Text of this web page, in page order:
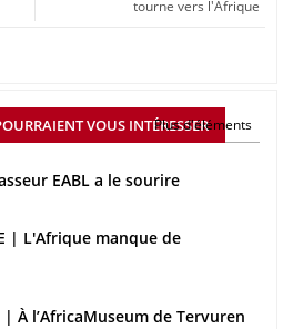
tourne vers l'Afrique
VOUS INTÉRESSER
Plus d'éléments
EABL a le sourire
| L'Afrique manque de
| À l’AfricaMuseum de Tervuren